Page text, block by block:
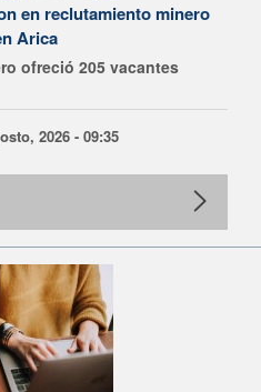
en reclutamiento minero
Arica
ofreció 205 vacantes
2026 - 09:35